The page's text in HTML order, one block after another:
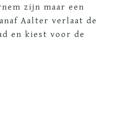
zijn maar een
Aalter verlaat de
en kiest voor de